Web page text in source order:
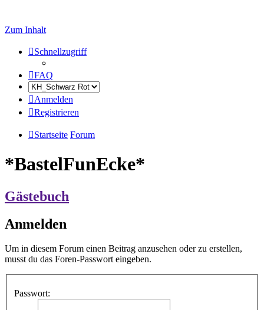
Zum Inhalt
Schnellzugriff
FAQ
Anmelden
Registrieren
Startseite Forum
*BastelFunEcke*
Gästebuch
Anmelden
Um in diesem Forum einen Beitrag anzusehen oder zu erstellen,
musst du das Foren-Passwort eingeben.
Passwort: